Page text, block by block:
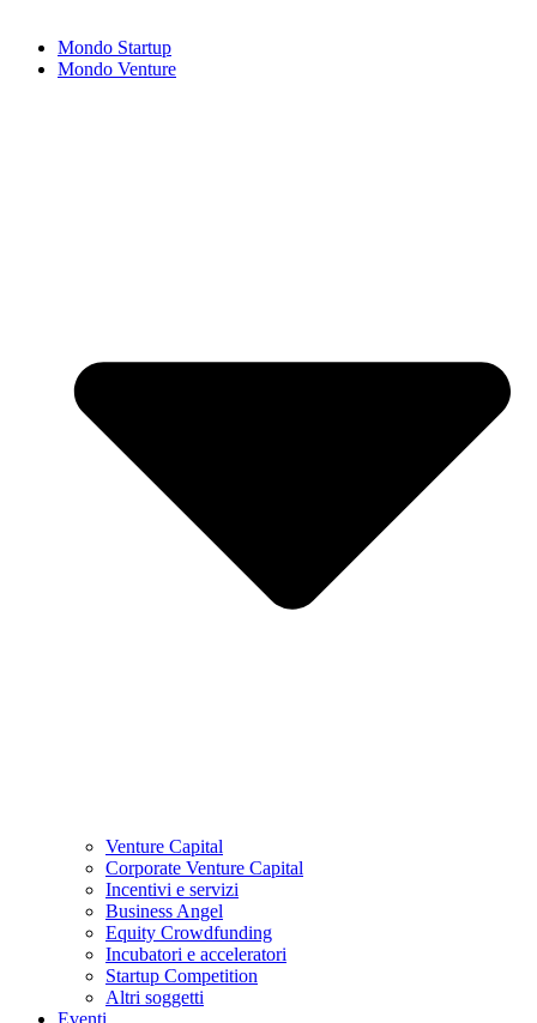
Mondo Startup
Mondo Venture
Venture Capital
Corporate Venture Capital
Incentivi e servizi
Business Angel
Equity Crowdfunding
Incubatori e acceleratori
Startup Competition
Altri soggetti